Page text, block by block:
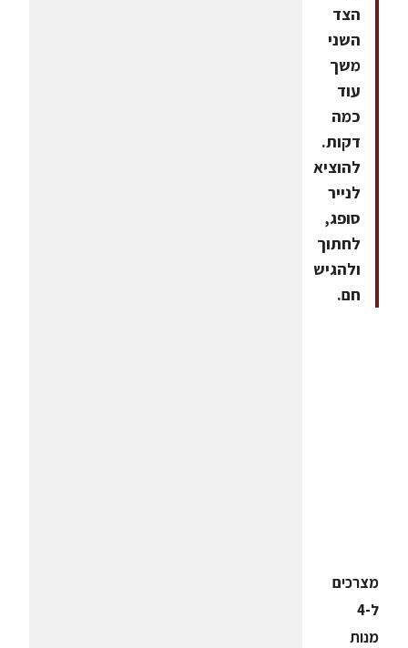
הצד
השני
משך
עוד
כמה
דקות.
להוציא
לנייר
סופג,
לחתוך
ולהגיש
חם.
מצרכים
ל-4
מנות